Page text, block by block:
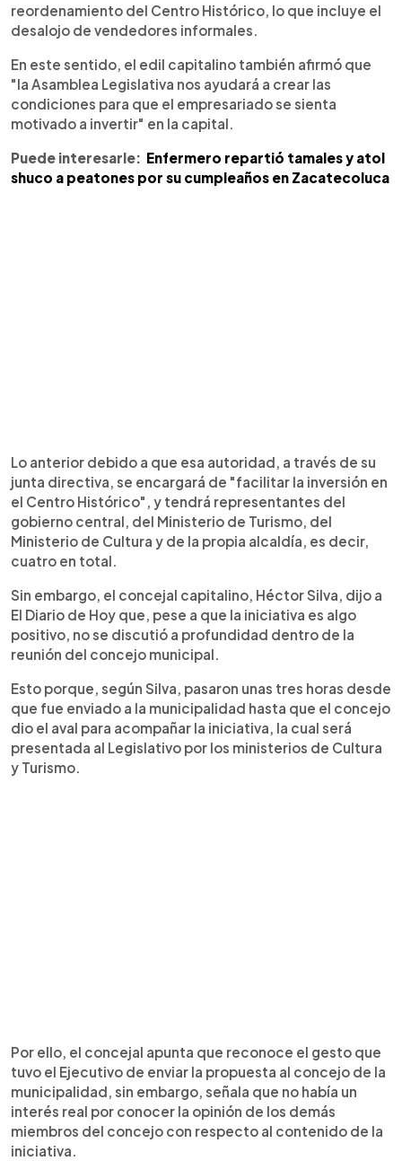
reordenamiento del Centro Histórico, lo que incluye el
desalojo de vendedores informales.
En este sentido, el edil capitalino también afirmó que
"la Asamblea Legislativa nos ayudará a crear las
condiciones para que el empresariado se sienta
motivado a invertir" en la capital.
Puede interesarle: Enfermero repartió tamales y atol
shuco a peatones por su cumpleaños en Zacatecoluca
Lo anterior debido a que esa autoridad, a través de su
junta directiva, se encargará de "facilitar la inversión en
el Centro Histórico", y tendrá representantes del
gobierno central, del Ministerio de Turismo, del
Ministerio de Cultura y de la propia alcaldía, es decir,
cuatro en total.
Sin embargo, el concejal capitalino, Héctor Silva, dijo a
El Diario de Hoy que, pese a que la iniciativa es algo
positivo, no se discutió a profundidad dentro de la
reunión del concejo municipal.
Esto porque, según Silva, pasaron unas tres horas desde
que fue enviado a la municipalidad hasta que el concejo
dio el aval para acompañar la iniciativa, la cual será
presentada al Legislativo por los ministerios de Cultura
y Turismo.
Por ello, el concejal apunta que reconoce el gesto que
tuvo el Ejecutivo de enviar la propuesta al concejo de la
municipalidad, sin embargo, señala que no había un
interés real por conocer la opinión de los demás
miembros del concejo con respecto al contenido de la
iniciativa.